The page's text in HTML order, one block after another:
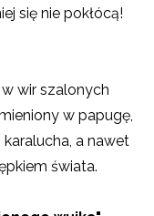
się nie pokłócą!
wir szalonych
w papugę,
a nawet
świata.